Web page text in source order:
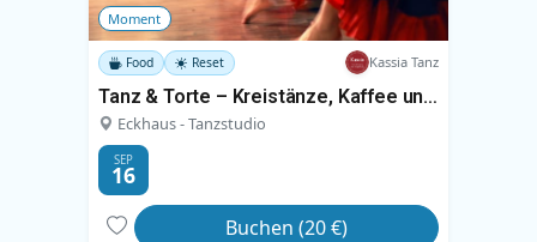
Moment
Food Reset Kassia Tanz
Tanz & Torte – Kreistänze, Kaffee und Kuchen
Eckhaus - Tanzstudio
SEP
16
Buchen (20 €)